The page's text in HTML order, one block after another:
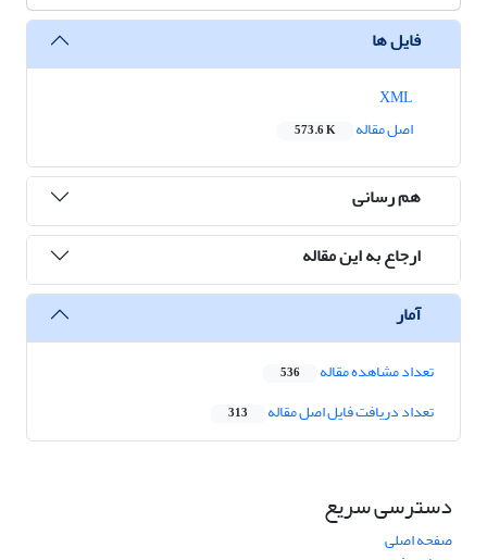
فایل ها
اصل مقاله
573.6 K
هم رسانی
ارجاع به این مقاله
آمار
تعداد مشاهده مقاله 536
تعداد دریافت فایل اصل مقاله 313
دسترسی سریع
صفحه اصلی